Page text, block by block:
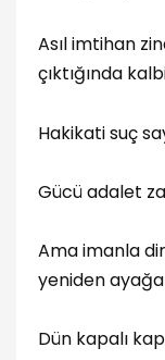
Asıl imtihan
çıktığında
Hakikati suç
Gücü adalet
Ama imanla
yeniden
Dün kapalı